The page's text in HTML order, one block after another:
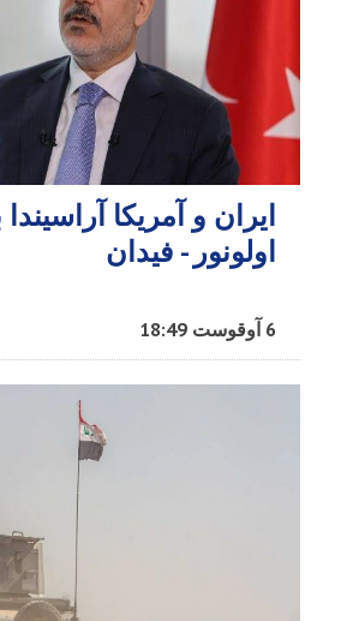
ایران و آمریکا
اولونور - فیدان
6 آوقوست 18:49